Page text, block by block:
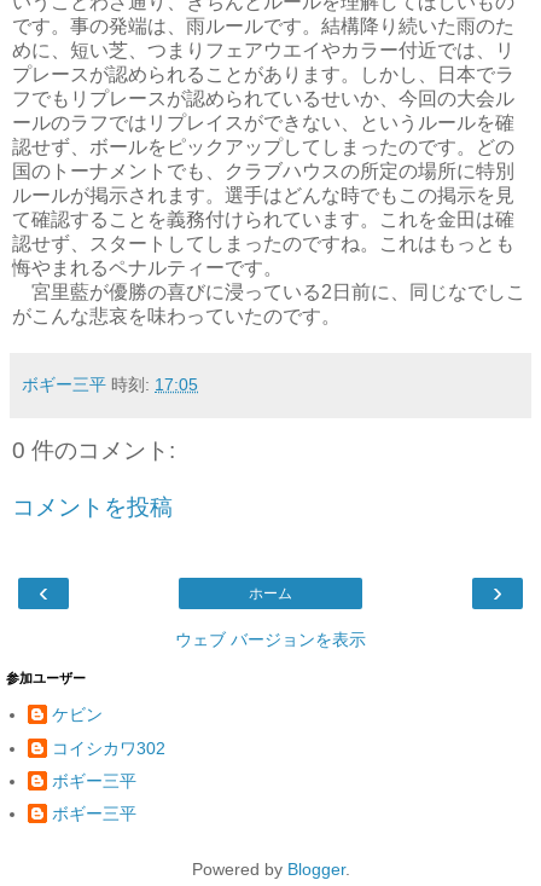
です。事の発端は、雨ルールです。結構降り続いた雨のた
めに、短い芝、つまりフェアウエイやカラー付近では、リ
プレースが認められることがあります。しかし、日本でラ
フでもリプレースが認められているせいか、今回の大会ル
ールのラフではリプレイスができない、というルールを確
認せず、ボールをピックアップしてしまったのです。どの
国のトーナメントでも、クラブハウスの所定の場所に特別
ルールが掲示されます。選手はどんな時でもこの掲示を見
て確認することを義務付けられています。これを金田は確
認せず、スタートしてしまったのですね。これはもっとも
悔やまれるペナルティーです。
宮里藍が優勝の喜びに浸っている2日前に、同じなでしこ
がこんな悲哀を味わっていたのです。
ボギー三平 時刻: 17:05
0 件のコメント:
コメントを投稿
‹ ›
ホーム
ウェブ バージョンを表示
参加ユーザー
ケビン
コイシカワ302
ボギー三平
ボギー三平
Powered by Blogger.